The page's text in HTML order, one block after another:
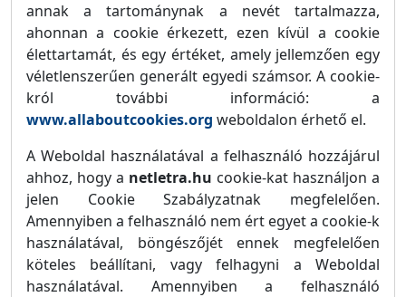
annak a tartománynak a nevét tartalmazza,
ahonnan a cookie érkezett, ezen kívül a cookie
élettartamát, és egy értéket, amely jellemzően egy
véletlenszerűen generált egyedi számsor. A cookie-
król további információ: a
www.allaboutcookies.org weboldalon érhető el.
A Weboldal használatával a felhasználó hozzájárul
ahhoz, hogy a netletra.hu cookie-kat használjon a
jelen Cookie Szabályzatnak megfelelően.
Amennyiben a felhasználó nem ért egyet a cookie-k
használatával, böngészőjét ennek megfelelően
köteles beállítani, vagy felhagyni a Weboldal
használatával. Amennyiben a felhasználó